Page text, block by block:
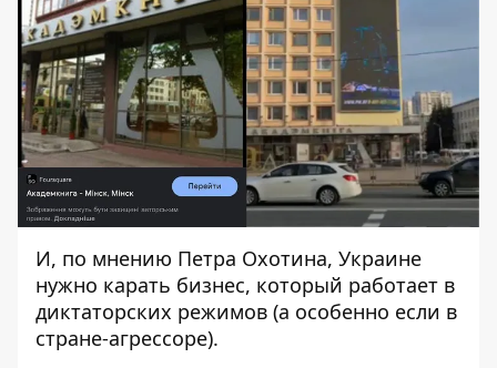
И, по мнению Петра Охотина, Украине
нужно карать бизнес, который работает в
диктаторских режимов (а особенно если в
стране-агрессоре).